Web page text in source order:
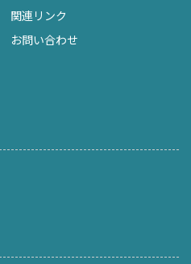
関連リンク
お問い合わせ